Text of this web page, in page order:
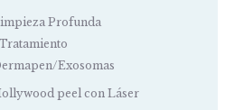
Profunda
Exosomas
peel con Láser